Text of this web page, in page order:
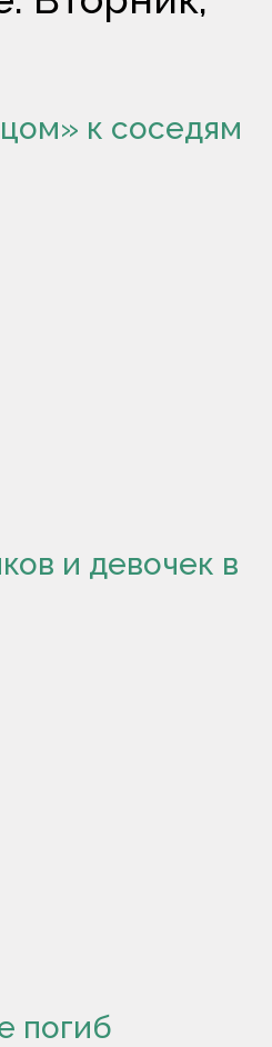
к соседям
и девочек в
погиб